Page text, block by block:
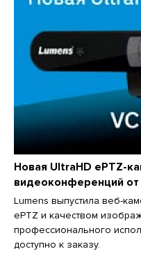
Новая UltraHD ePTZ-
видеоконференций от
Lumens выпустила веб-
ePTZ и качеством
профессионального
доступно к заказу.